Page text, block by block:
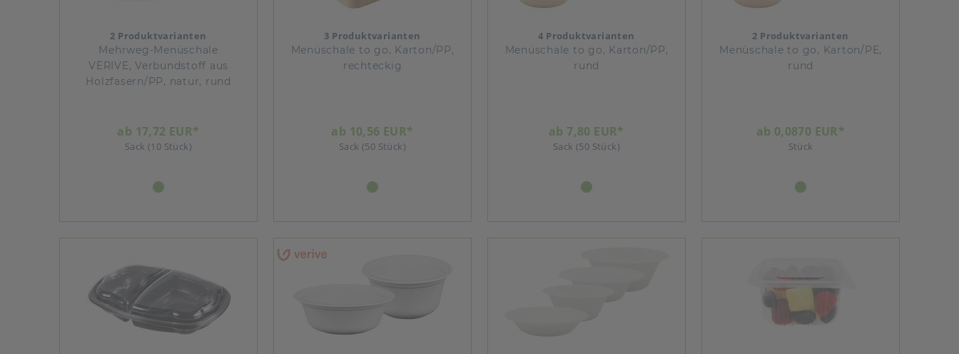
2 Produktvarianten
Mehrweg-Menüschale
VERIVE, Verbundstoff aus
Holzfasern/PP, natur, rund
ab 17,72 EUR*
Sack (10 Stück)
3 Produktvarianten
Menüschale to go, Karton/PP,
rechteckig
ab 10,56 EUR*
Sack (50 Stück)
4 Produktvarianten
Menüschale to go, Karton/PP,
rund
ab 7,80 EUR*
Sack (50 Stück)
2 Produktvarianten
Menüschale to go, Karton/PE,
rund
ab 0,0870 EUR*
Stück